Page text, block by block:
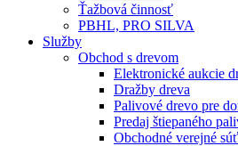
Ťažbová činnosť
PBHL, PRO SILVA
Služby
Obchod s drevom
Elektronické aukcie
Dražby dreva
Palivové drevo pre
Predaj štiepaného
Obchodné verejné